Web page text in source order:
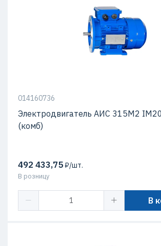
014160736
Электродвигатель АИС 315М2
(комб)
492 433,75₽/шт.
В розницу
В